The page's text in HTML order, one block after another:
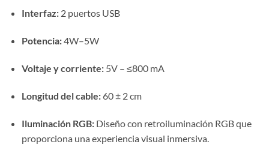
Interfaz: 2 puertos USB
Potencia:4W–5W
Voltaje y corriente: 5V – ≤800 mA
Longitud del cable: 60 ± 2 cm
Iluminación RGB: Diseño con retroiluminación RGB que
proporciona una experiencia visual inmersiva.